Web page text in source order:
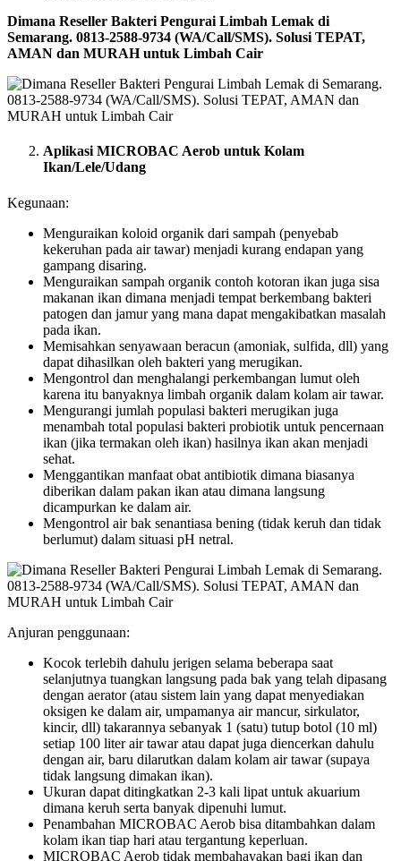
Dimana Reseller Bakteri Pengurai Limbah Lemak di
Semarang. 0813-2588-9734 (WA/Call/SMS). Solusi TEPAT,
AMAN dan MURAH untuk Limbah Cair
Aplikasi MICROBAC Aerob untuk Kolam
Ikan/Lele/Udang
Kegunaan:
Menguraikan koloid organik dari sampah (penyebab
kekeruhan pada air tawar) menjadi kurang endapan yang
gampang disaring.
Menguraikan sampah organik contoh kotoran ikan juga sisa
makanan ikan dimana menjadi tempat berkembang bakteri
patogen dan jamur yang mana dapat mengakibatkan masalah
pada ikan.
Memisahkan senyawaan beracun (amoniak, sulfida, dll) yang
dapat dihasilkan oleh bakteri yang merugikan.
Mengontrol dan menghalangi perkembangan lumut oleh
karena itu banyaknya limbah organik dalam kolam air tawar.
Mengurangi jumlah populasi bakteri merugikan juga
menambah total populasi bakteri probiotik untuk pencernaan
ikan (jika termakan oleh ikan) hasilnya ikan akan menjadi
sehat.
Menggantikan manfaat obat antibiotik dimana biasanya
diberikan dalam pakan ikan atau dimana langsung
dicampurkan ke dalam air.
Mengontrol air bak senantiasa bening (tidak keruh dan tidak
berlumut) dalam situasi pH netral.
Anjuran penggunaan:
Kocok terlebih dahulu jerigen selama beberapa saat
selanjutnya tuangkan langsung pada bak yang telah dipasang
dengan aerator (atau sistem lain yang dapat menyediakan
oksigen ke dalam air, umpamanya air mancur, sirkulator,
kincir, dll) takarannya sebanyak 1 (satu) tutup botol (10 ml)
setiap 100 liter air tawar atau dapat juga diencerkan dahulu
dengan air, baru dilarutkan dalam kolam air tawar (supaya
tidak langsung dimakan ikan).
Ukuran dapat ditingkatkan 2-3 kali lipat untuk akuarium
dimana keruh serta banyak dipenuhi lumut.
Penambahan MICROBAC Aerob bisa ditambahkan dalam
kolam ikan tiap hari atau tergantung keperluan.
MICROBAC Aerob tidak membahayakan bagi ikan dan